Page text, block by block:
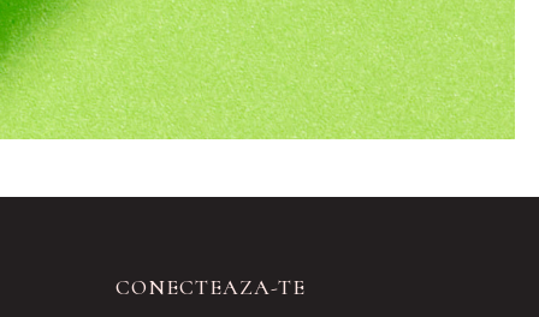
CONECTEAZA-TE